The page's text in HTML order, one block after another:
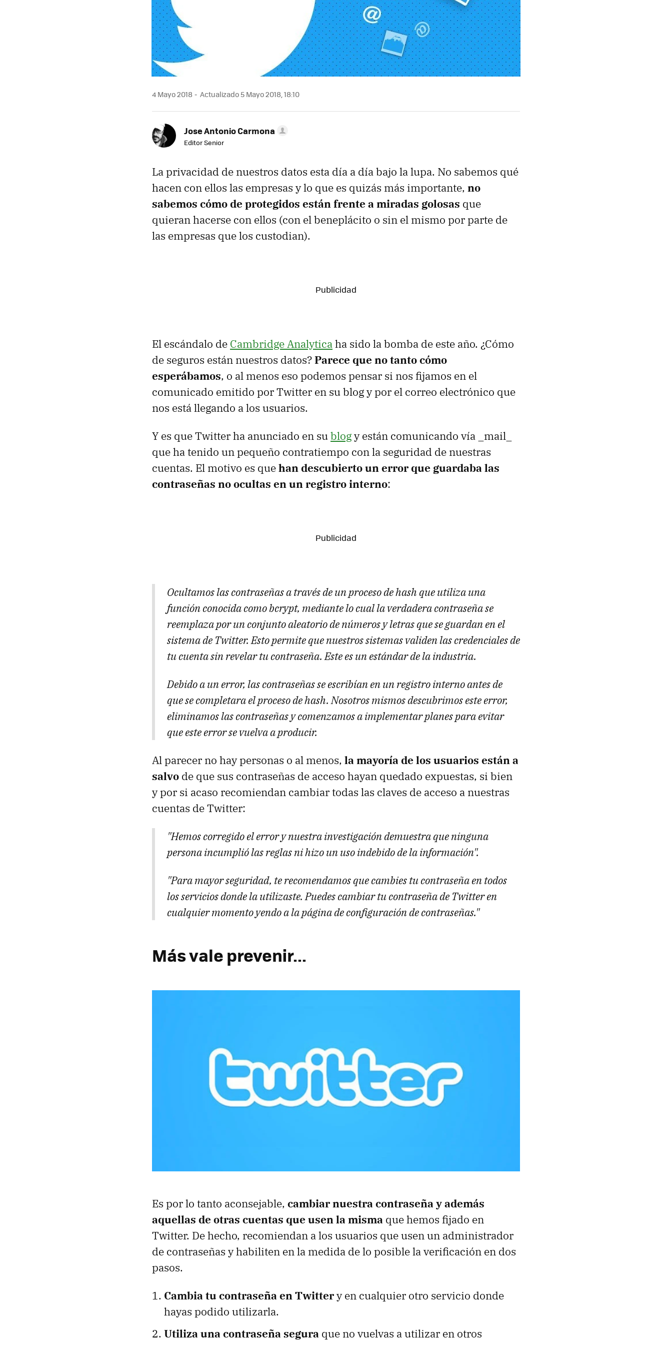
4 Mayo 2018 Actualizado 5 Mayo 2018, 18:10
Jose Antonio Carmona
Editor Senior
La privacidad de nuestros datos esta día a día bajo la lupa. No sabemos qué
hacen con ellos las empresas y lo que es quizás más importante, no
sabemos cómo de protegidos están frente a miradas golosas que
quieran hacerse con ellos (con el beneplácito o sin el mismo por parte de
las empresas que los custodian).
El escándalo de Cambridge Analyticaha sido la bomba de este año. ¿Cómo
de seguros están nuestros datos?Parece que no tanto cómo
esperábamos, o al menos eso podemos pensar si nos fijamos en el
comunicado emitido por Twitter en su blog y por el correo electrónico que
nos está llegando a los usuarios.
Y es que Twitter ha anunciado en sublogy están comunicando vía _mail_
que ha tenido un pequeño contratiempo con la seguridad de nuestras
cuentas. El motivo es quehan descubierto un error que guardaba las
contraseñas no ocultas en un registro interno:
Ocultamos las contraseñas a través de un proceso de hash que utiliza una
función conocida como bcrypt, mediante lo cual la verdadera contraseña se
reemplaza por un conjunto aleatorio de números y letras que se guardan en el
sistema de Twitter. Esto permite que nuestros sistemas validen las credenciales de
tu cuenta sin revelar tu contraseña. Este es un estándar de la industria.
Debido a un error, las contraseñas se escribían en un registro interno antes de
que se completara el proceso de hash. Nosotros mismos descubrimos este error,
eliminamos las contraseñas y comenzamos a implementar planes para evitar
que este error se vuelva a producir.
Al parecer no hay personas o al menos, la mayoría de los usuarios están a
salvo de que sus contraseñas de acceso hayan quedado expuestas, si bien
y por si acaso recomiendan cambiar todas las claves de acceso a nuestras
cuentas de Twitter:
"Hemos corregido el error y nuestra investigación demuestra que ninguna
persona incumplió las reglas ni hizo un uso indebido de la información".
"Para mayor seguridad, te recomendamos que cambies tu contraseña en todos
los servicios donde la utilizaste. Puedes cambiar tu contraseña de Twitter en
cualquier momento yendo a la página de configuración de contraseñas."
Más vale prevenir...
Es por lo tanto aconsejable, cambiar nuestra contraseña y además
aquellas de otras cuentas que usen la misma que hemos fijado en
Twitter. De hecho, recomiendan a los usuarios que usen un administrador
de contraseñas y habiliten en la medida de lo posible la verificación en dos
pasos.
Cambia tu contraseña en Twittery en cualquier otro servicio donde
hayas podido utilizarla.
Utiliza una contraseña segura que no vuelvas a utilizar en otros